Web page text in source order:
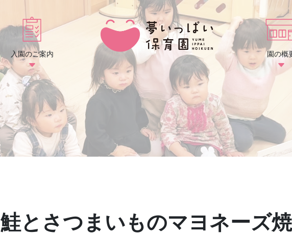
入園のご案内 園の概
鮭とさつまいものマヨネーズ